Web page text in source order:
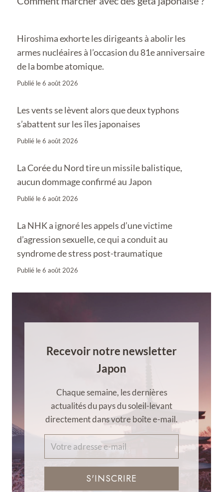
Hiroshima exhorte les dirigeants à abolir les
armes nucléaires à l’occasion du 81e anniversaire
de la bombe atomique.
Publié le6 août 2026
Les vents se lèvent alors que deux typhons
s’abattent sur les îles japonaises
Publié le6 août 2026
La Corée du Nord tire un missile balistique,
aucun dommage confirmé au Japon
Publié le6 août 2026
La NHK a ignoré les appels d’une victime
d’agression sexuelle, ce qui a conduit au
syndrome de stress post-traumatique
Publié le6 août 2026
Recevoir notre newsletter
Japon
Chaque semaine, les dernières
actualités du pays du soleil-levant
directement dans votre boîte e-mail.
S'INSCRIRE